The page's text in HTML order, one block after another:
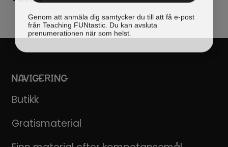
NAVIGERING
Butikk
Gratismaterial
Genom att anmäla dig samtycker du till att få e-post
från Teaching FUNtastic. Du kan avsluta
prenumerationen när som helst.